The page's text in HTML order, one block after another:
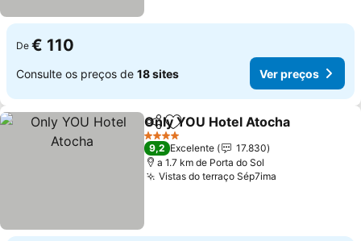
De € 110
Consulte os preços de 18 sites Ver preços
PartilharAdicionar aos favoritos
Only YOU Hotel Atocha
4 Estrelas
9,2 Excelente
17.830
a 1.7 km de Porta do Sol
Vistas do terraço Sép7ima